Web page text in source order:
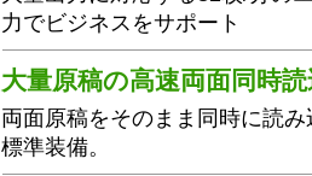
力でビジネスをサポート
大量原稿の高速両面同時
両面原稿をそのまま同時に読
標準装備。